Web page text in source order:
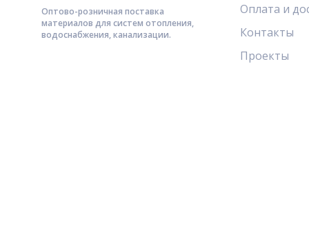
Оптово-розничная поставка
материалов для систем отопления,
водоснабжения, канализации.
Оплата и
Контакты
Проекты